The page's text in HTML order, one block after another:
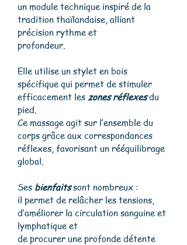
un module technique inspiré de la
tradition thaïlandaise, alliant
précision rythme et
profondeur.
Elle utilise un stylet en bois
spécifique qui permet de stimuler
efficacement les zones réflexesdu
pied.
​Ce massage agit sur l’ensemble du
corps grâce aux correspondances
réflexes, favorisant un rééquilibrage
global.
Ses bienfaitssont nombreux :
il permet de relâcher les tensions,
d’améliorer la circulation sanguine et
lymphatique et
de procurer une profonde détente